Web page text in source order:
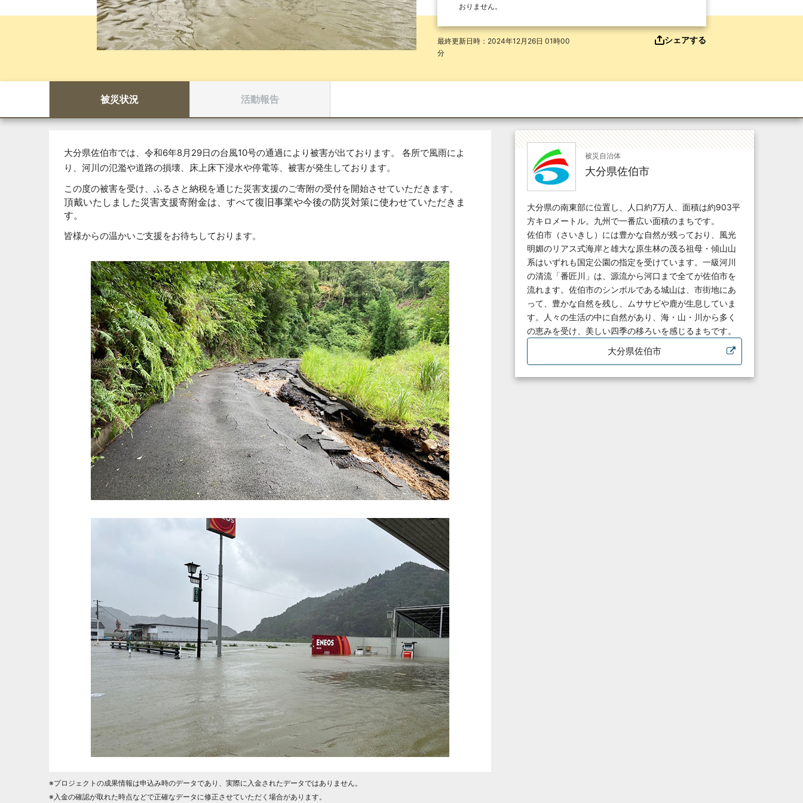
おりません。
最終更新日時：2024年12月26日 01時00
分
シェアする
被災状況 活動報告
被災自治体
大分県佐伯市
大分県の南東部に位置し、人口約7万人、面積は約903平
方キロメートル。九州で一番広い面積のまちです。
佐伯市（さいきし）には豊かな自然が残っており、風光
明媚のリアス式海岸と雄大な原生林の茂る祖母・傾山山
系はいずれも国定公園の指定を受けています。一級河川
の清流「番匠川」は、源流から河口まで全てが佐伯市を
流れます。佐伯市のシンボルである城山は、市街地にあ
って、豊かな自然を残し、ムササビや鹿が生息していま
す。人々の生活の中に自然があり、海・山・川から多く
の恵みを受け、美しい四季の移ろいを感じるまちです。
大分県佐伯市
大分県佐伯市では、令和6年8月29日の台風10号の通過により被害が出ております。 各所で風雨によ
り、河川の氾濫や道路の損壊、床上床下浸水や停電等、被害が発生しております。
この度の被害を受け、ふるさと納税を通じた災害支援のご寄附の受付を開始させていただきます。
頂戴いたしました災害支援寄附金は、すべて復旧事業や今後の防災対策に使わせていただきま
す。
皆様からの温かいご支援をお待ちしております。
※プロジェクトの成果情報は申込み時のデータであり、実際に入金されたデータではありません。
※入金の確認が取れた時点などで正確なデータに修正させていただく場合があります。